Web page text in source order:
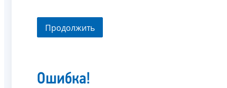
Продолжить
Ошибка!